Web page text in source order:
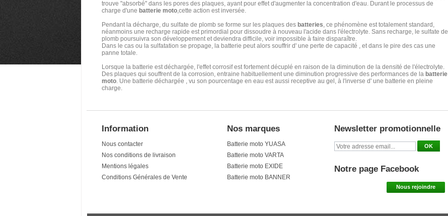
trouve "absorbé" dans les pores des plaques, ayant pour effet d'augmenter la concentration d'eau. Durant le processus de
charge d'une batterie moto,cette action est inversée.
Pendant la décharge, du sulfate de plomb se forme sur les plaques des batteries, ce phénomène est totalement standard,
néanmoins une recharge rapide est primordial pour dissoudre à nouveau l'acide dans l'électrolyte. Sans recharge, le sulfate de
plomb poursuivra son développement et deviendra difficile, voir impossible à faire disparaître.
Dans le cas ou la sulfatation se propage, la batterie peut alors souffrir d' une perte de capacité , et dans le pire des cas une
panne totale.
Lorsque la batterie est déchargée, l'effet corrosif est fortement décuplé en raison de la diminution de la densité de l'électrolyte.
Des plaques qui souffrent de la corrosion, entraine habituellement une diminution progressive des performances de la batterie
moto. Une batterie déchargée , vu son pourcentage en eau est aussi receptive au gel, à l'inverse d' une batterie en pleine
charge.
Information
Nous contacter
Nos conditions de livraison
Mentions légales
Conditions Générales de Vente
Nos marques
Batterie moto YUASA
Batterie moto VARTA
Batterie moto EXIDE
Batterie moto BANNER
Newsletter promotionnelle
Notre page Facebook
Nous rejoindre